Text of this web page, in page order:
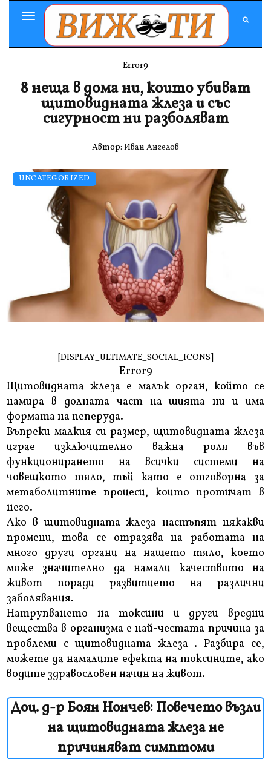
Toggle
Navigation
UNCATEGORIZED
Error9
8 неща в дома ни, които убиват
щитовидната жлеза и със
сигурност ни разболяват
Автор: Иван Ангелов
[DISPLAY_ULTIMATE_SOCIAL_ICONS]
Error9
Щитовидната жлеза е малък орган, който се
намира в долната част на шията ни и има
формата на пеперуда.
Въпреки малкия си размер, щитовидната жлеза
играе изключително важна роля във
функционирането на всички системи на
човешкото тяло, тъй като е отговорна за
метаболитните процеси, които протичат в
него.
Ако в щитовидната жлеза настъпят някакви
промени, това се отразява на работата на
много други органи на нашето тяло, което
може значително да намали качеството на
живот поради развитието на различни
заболявания.
Натрупването на токсини и други вредни
вещества в организма е най-честата причина за
проблеми с щитовидната жлеза . Разбира се,
можете да намалите ефекта на токсините, ако
водите здравословен начин на живот.
Доц. д-р Боян Нончев: Повечето възли
на щитовидната жлеза не
причиняват симптоми